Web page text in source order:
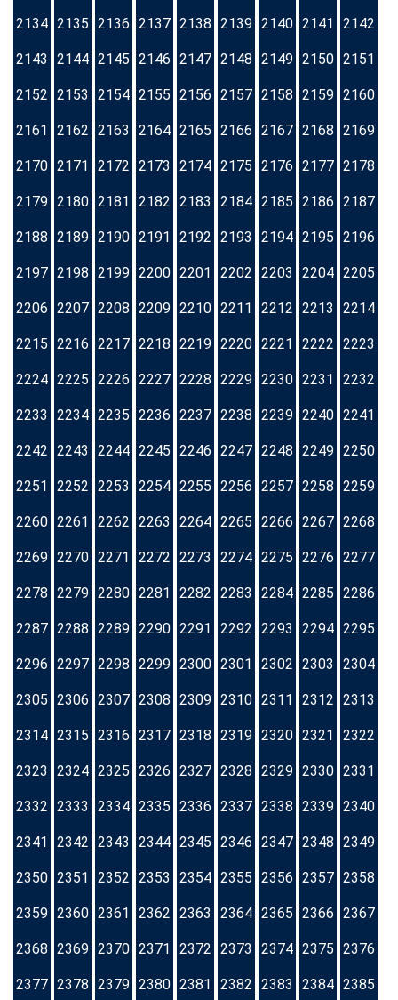
2134 2135 2136 2137 2138 2139 2140 2141 2142
2143 2144 2145 2146 2147 2148 2149 2150 2151
2152 2153 2154 2155 2156 2157 2158 2159 2160
2161 2162 2163 2164 2165 2166 2167 2168 2169
2170 2171 2172 2173 2174 2175 2176 2177 2178
2179 2180 2181 2182 2183 2184 2185 2186 2187
2188 2189 2190 2191 2192 2193 2194 2195 2196
2197 2198 2199 2200 2201 2202 2203 2204 2205
2206 2207 2208 2209 2210 2211 2212 2213 2214
2215 2216 2217 2218 2219 2220 2221 2222 2223
2224 2225 2226 2227 2228 2229 2230 2231 2232
2233 2234 2235 2236 2237 2238 2239 2240 2241
2242 2243 2244 2245 2246 2247 2248 2249 2250
2251 2252 2253 2254 2255 2256 2257 2258 2259
2260 2261 2262 2263 2264 2265 2266 2267 2268
2269 2270 2271 2272 2273 2274 2275 2276 2277
2278 2279 2280 2281 2282 2283 2284 2285 2286
2287 2288 2289 2290 2291 2292 2293 2294 2295
2296 2297 2298 2299 2300 2301 2302 2303 2304
2305 2306 2307 2308 2309 2310 2311 2312 2313
2314 2315 2316 2317 2318 2319 2320 2321 2322
2323 2324 2325 2326 2327 2328 2329 2330 2331
2332 2333 2334 2335 2336 2337 2338 2339 2340
2341 2342 2343 2344 2345 2346 2347 2348 2349
2350 2351 2352 2353 2354 2355 2356 2357 2358
2359 2360 2361 2362 2363 2364 2365 2366 2367
2368 2369 2370 2371 2372 2373 2374 2375 2376
2377 2378 2379 2380 2381 2382 2383 2384 2385